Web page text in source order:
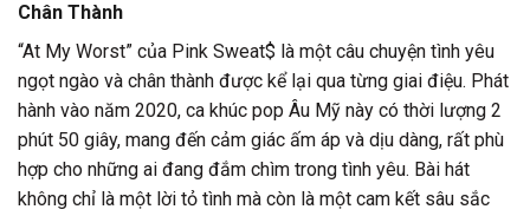
Chân Thành
“At My Worst” của Pink Sweat$ là một câu chuyện tình yêu
ngọt ngào và chân thành được kể lại qua từng giai điệu. Phát
hành vào năm 2020, ca khúc pop Âu Mỹ này có thời lượng 2
phút 50 giây, mang đến cảm giác ấm áp và dịu dàng, rất phù
hợp cho những ai đang đắm chìm trong tình yêu. Bài hát
không chỉ là một lời tỏ tình mà còn là một cam kết sâu sắc